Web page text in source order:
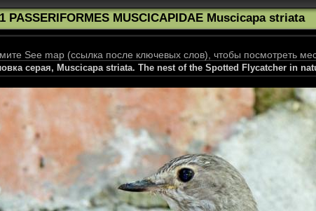
PASSERIFORMES MUSCICAPIDAE Muscicapa striata
See map (ссылка после ключевых слов), чтобы посмотреть
серая, Muscicapa striata. The nest of the Spotted Flycatcher in